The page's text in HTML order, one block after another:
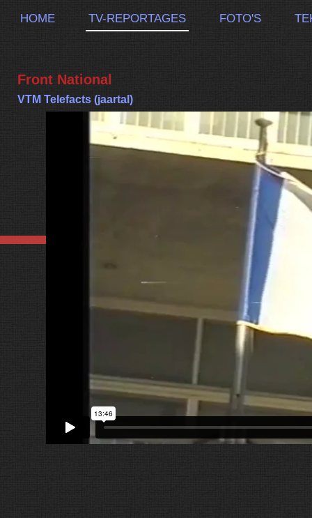
Front National
VTM Telefacts (jaartal)
HOME TV-REPORTAGES FOTO'S